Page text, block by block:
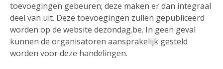
toevoegingen gebeuren; deze maken er dan integraal
deel van uit. Deze toevoegingen zullen gepubliceerd
worden op de website dezondag.be. In geen geval
kunnen de organisatoren aansprakelijk gesteld
worden voor deze handelingen.